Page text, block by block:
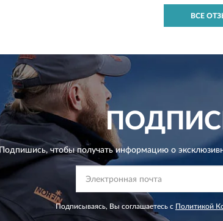
ВСЕ
Подпишись, чтобы получать информацию о
Подписываясь, Вы соглашаетесь с Политикой